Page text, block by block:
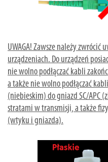
UWAGA! Zawsze należy zwrócić
urządzeniach. Do urządzeń
nie wolno podłączać kabli
a także nie wolno podłączać
(niebieskim) do gniazd SC/APC
stratami w transmisji, a także
(wtyku i gniazda).